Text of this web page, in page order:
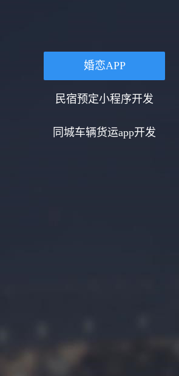
婚恋APP
民宿预定小程序开发
同城车辆货运app开发